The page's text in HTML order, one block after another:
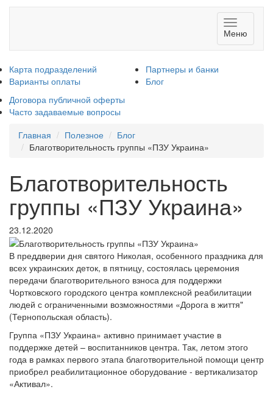
Toggle
Меню
Карта подразделений
Варианты оплаты
Партнеры и банки
Блог
Договора публичной оферты
Часто задаваемые вопросы
Главная
Полезное
Блог
Благотворительность группы «ПЗУ Украина»
Благотворительность
группы «ПЗУ Украина»
23.12.2020
В преддверии дня святого Николая, особенного праздника для
всех украинских деток, в пятницу, состоялась церемония
передачи благотворительного взноса для поддержки
Чортковского городского центра комплексной реабилитации
людей с ограниченными возможностями «Дорога в життя"
(Тернопольская область).
Группа «ПЗУ Украина» активно принимает участие в
поддержке детей – воспитанников центра. Так, летом этого
года в рамках первого этапа благотворительной помощи центр
приобрел реабилитационное оборудование - вертикализатор
«Активал».